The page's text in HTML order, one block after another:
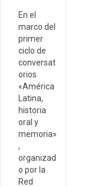
En el
marco del
primer
ciclo de
conversat
orios
«América
Latina,
historia
oral y
memoria»
,
organizad
o por la
Red